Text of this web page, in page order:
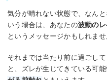
気分が晴れない状態で、なん
いう場合は、あなたの波動の
というメッセージかもしれませ
それまでは当たり前に過ごし
と、ズレが生じてきている可